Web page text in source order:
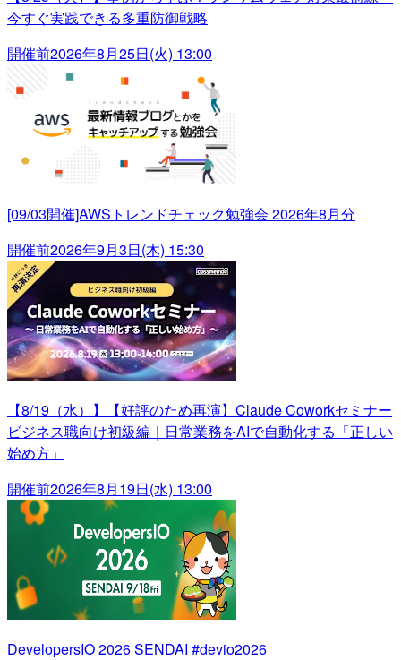
今すぐ実践できる多重防御戦略
開催前2026年8月25日(火) 13:00
[09/03開催]AWSトレンドチェック勉強会 2026年8月分
開催前2026年9月3日(木) 15:30
【8/19（水）】【好評のため再演】Claude Coworkセミナー
ビジネス職向け初級編｜日常業務をAIで自動化する「正しい
始め方」
開催前2026年8月19日(水) 13:00
DevelopersIO 2026 SENDAI #devio2026